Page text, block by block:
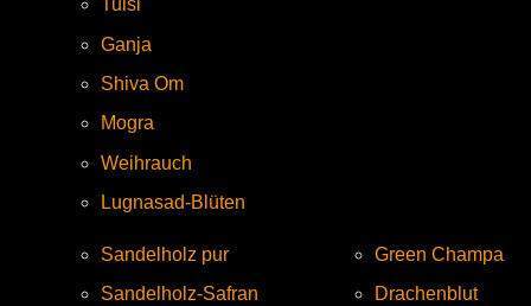
Tulsi
Ganja
Shiva Om
Mogra
Weihrauch
Lugnasad-Blüten
Sandelholz pur
Sandelholz-Safran
Green Champa
Drachenblut